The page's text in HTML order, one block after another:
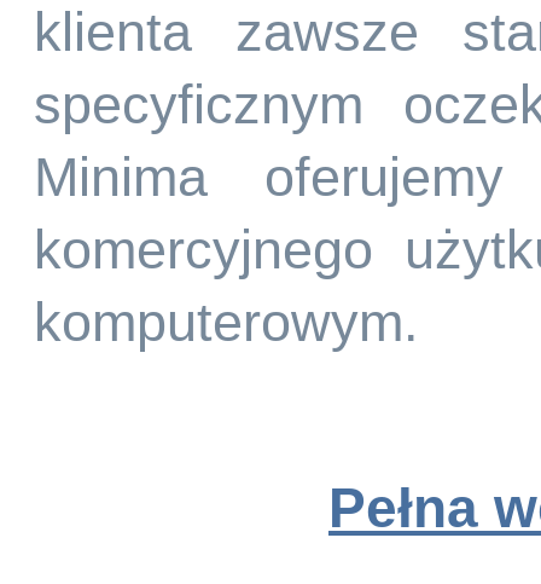
klienta zawsze
specyficznym
Minima
komercyjnego
komputerowym.
Pełna